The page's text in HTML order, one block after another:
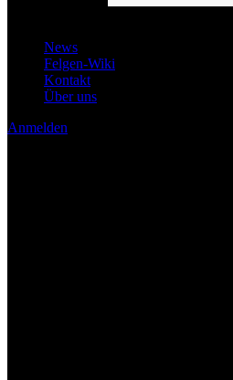
News
Felgen-Wiki
Kontakt
Über uns
Anmelden